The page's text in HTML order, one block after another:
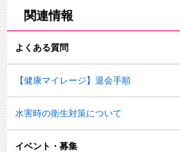
関連情報
よくある質問
【健康マイレージ】退会手順
水害時の衛生対策について
イベント・募集